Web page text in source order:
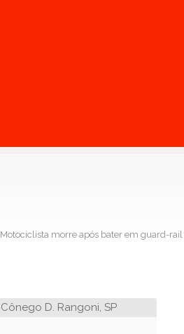
Motociclista morre após bater em guard-